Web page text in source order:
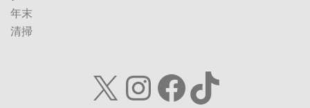
X Instagram
Facebook
TikTok